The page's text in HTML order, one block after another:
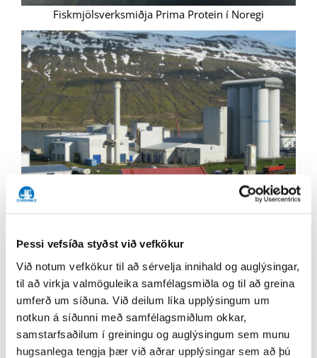
Þessi vefsíða styðst við vefkökur
Við notum vefkökur til að sérvelja innihald og auglýsingar,
til að virkja valmöguleika samfélagsmiðla og til að greina
umferð um síðuna. Við deilum líka upplýsingum um
notkun á síðunni með samfélagsmiðlum okkar,
samstarfsaðilum í greiningu og auglýsingum sem munu
hugsanlega tengja þær við aðrar upplýsingar sem að þú
Fiskmjölsverksmiðja Prima Protein í Noregi